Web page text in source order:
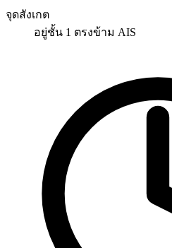
จุดสังเกต
อยู่ชั้น 1 ตรงข้าม AIS